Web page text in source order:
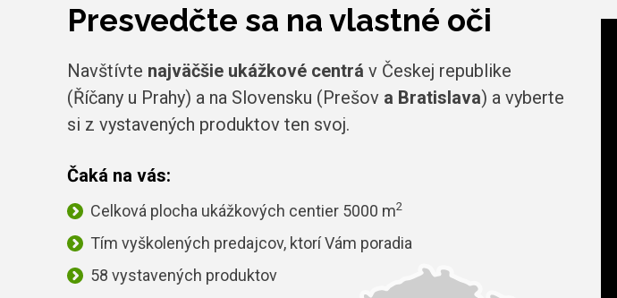
Presvedčte sa na vlastné oči
Navštívte najväčšie ukážkové centrá v Českej republike
(Říčany u Prahy) a na Slovensku (Prešov a Bratislava) a vyberte
si z vystavených produktov ten svoj.
Čaká na vás:
Celková plocha ukážkových centier 5000 m2
Tím vyškolených predajcov, ktorí Vám poradia
58 vystavených produktov